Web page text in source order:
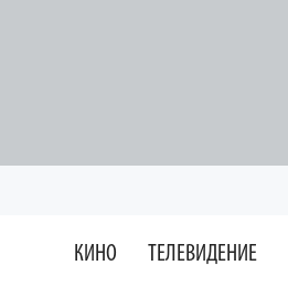
КИНО ТЕЛЕВИДЕНИЕ